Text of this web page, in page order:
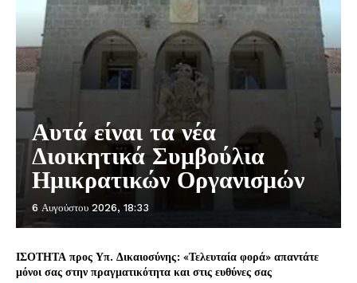
Αυτά είναι τα νέα
Διοικητικά Συμβούλια
Ημικρατικών Οργανισμών
6 Αυγούστου 2026, 18:33
ΙΣΟΤΗΤΑ προς Υπ. Δικαιοσύνης: «Τελευταία φορά» απαντάτε
μόνοι σας στην πραγματικότητα και στις ευθύνες σας